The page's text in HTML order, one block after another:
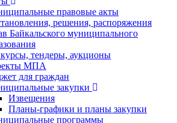
правовые акты
решения, распоряжения
Байкальского муниципального
тендеры, аукционы
МПА
для граждан
закупки
Извещения
Планы-графики и планы закупки
программы